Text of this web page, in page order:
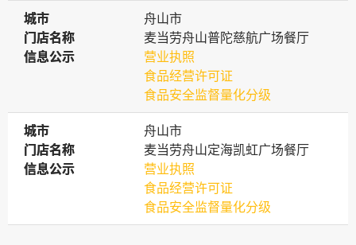
城市
城市
舟山市
门店名称
门店名称
麦当劳舟山普陀慈航广场餐厅
信息公示
信息公示
营业执照
食品经营许可证
食品安全监督量化分级
城市
城市
舟山市
门店名称
门店名称
麦当劳舟山定海凯虹广场餐厅
信息公示
信息公示
营业执照
食品经营许可证
食品安全监督量化分级